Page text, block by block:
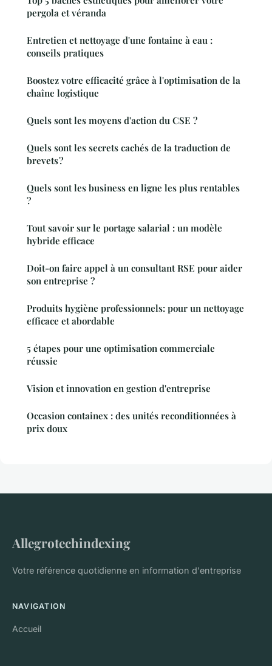
pergola et véranda
Entretien et nettoyage d'une fontaine à eau :
conseils pratiques
Boostez votre efficacité grâce à l'optimisation de la
chaîne logistique
Quels sont les moyens d'action du CSE ?
Quels sont les secrets cachés de la traduction de
brevets ?
Quels sont les business en ligne les plus rentables
?
Tout savoir sur le portage salarial : un modèle
hybride efficace
Doit-on faire appel à un consultant RSE pour aider
son entreprise ?
Produits hygiène professionnels: pour un nettoyage
efficace et abordable
5 étapes pour une optimisation commerciale
réussie
Vision et innovation en gestion d'entreprise
Occasion containex : des unités reconditionnées à
prix doux
Allegrotechindexing
Votre référence quotidienne en information d'entreprise
NAVIGATION
Accueil